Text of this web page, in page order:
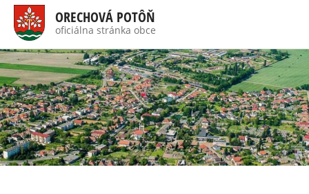
na
obsah
ORECHOVÁ POTÔŇ
oficiálna stránka obce
site
version